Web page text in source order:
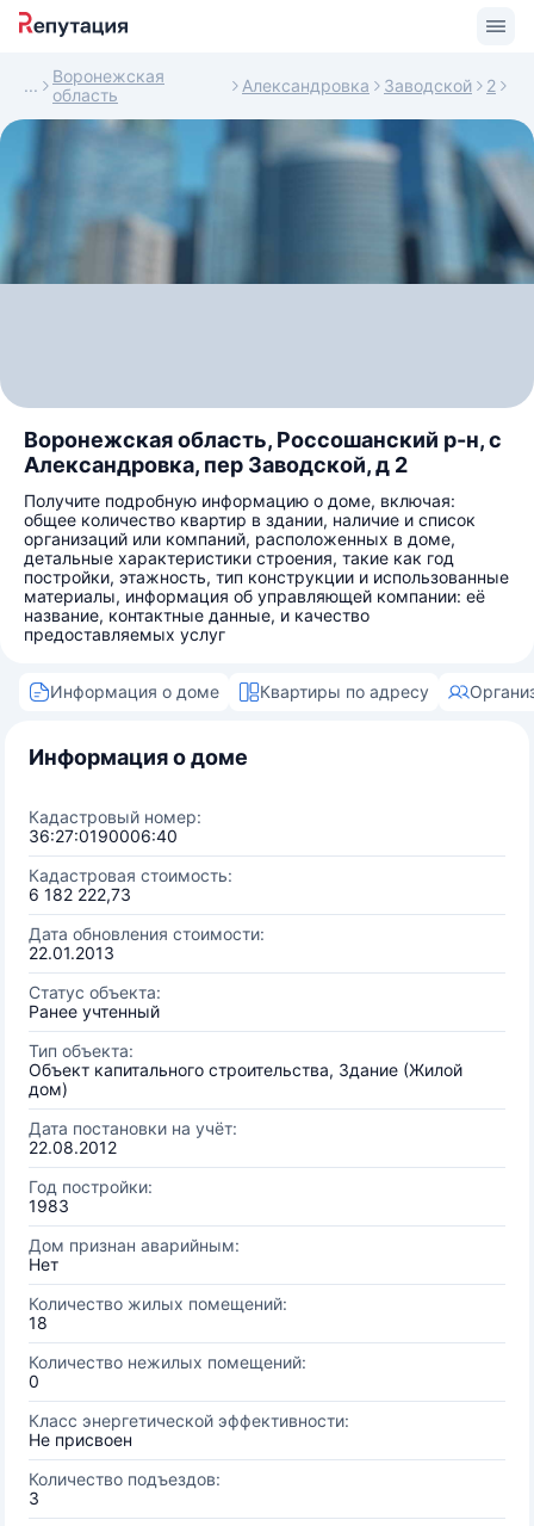
Воронежская
область
Александровка Заводской 2
Воронежская область, Россошанский р-н, с
Александровка, пер Заводской, д 2
Получите подробную информацию о доме, включая:
общее количество квартир в здании, наличие и список
организаций или компаний, расположенных в доме,
детальные характеристики строения, такие как год
постройки, этажность, тип конструкции и использованные
материалы, информация об управляющей компании: её
название, контактные данные, и качество
предоставляемых услуг
Информация о доме Квартиры по адресу
Информация о доме
Кадастровый номер:
36:27:0190006:40
Кадастровая стоимость:
6 182 222,73
Дата обновления стоимости:
22.01.2013
Статус объекта:
Ранее учтенный
Тип объекта:
Объект капитального строительства, Здание (Жилой
дом)
Дата постановки на учёт:
22.08.2012
Год постройки:
1983
Дом признан аварийным:
Нет
Количество жилых помещений:
18
Количество нежилых помещений:
0
Класс энергетической эффективности:
Не присвоен
Количество подъездов:
3